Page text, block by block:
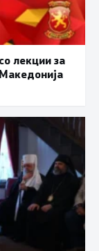
лекции за